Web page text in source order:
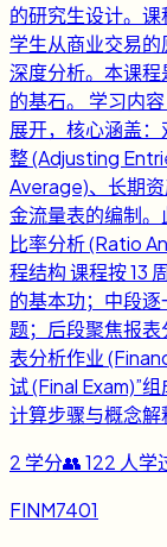
的研究生设计。
学生从商业交易
深度分析。本课程
的基石。 学习内
展开，核心涵盖
整 (Adjusting
Average)、长期
金流量表的编制
比率分析 (Ratio
程结构 课程按 13
的基本功；中段
题；后段聚焦报
表分析作业
试 (Final Exam)”
计算步骤与概念解
2 学分👥122 人学
FINM7401